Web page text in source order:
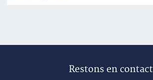
Restons en contact